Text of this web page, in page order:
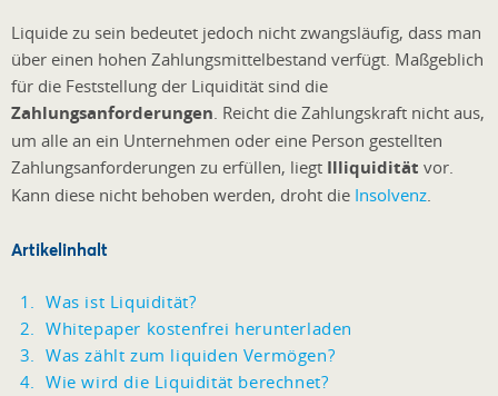
Liquide zu sein bedeutet jedoch nicht zwangsläufig, dass man
über einen hohen Zahlungsmittelbestand verfügt. Maßgeblich
für die Feststellung der Liquidität sind die
Zahlungsanforderungen . Reicht die Zahlungskraft nicht aus,
um alle an ein Unternehmen oder eine Person gestellten
Zahlungsanforderungen zu erfüllen, liegt Illiquidität vor.
Kann diese nicht behoben werden, droht die Insolvenz
Artikelinhalt
Was ist Liquidität?
Whitepaper kostenfrei herunterladen
Was zählt zum liquiden Vermögen?
Wie wird die Liquidität berechnet?